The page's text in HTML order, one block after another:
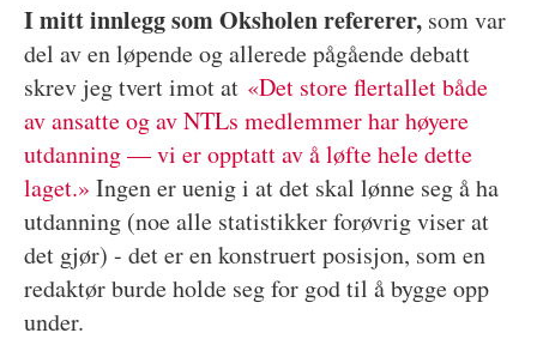
I mitt innlegg som Oksholen refererer,som var
del av en løpende og allerede pågående debatt
skrev jeg tvert imot at «Det store flertallet både
av ansatte og av NTLs medlemmer har høyere
utdanning — vi er opptatt av å løfte hele dette
laget.» Ingen er uenig i at det skal lønne seg å ha
utdanning (noe alle statistikker forøvrig viser at
det gjør) - det er en konstruert posisjon, som en
redaktør burde holde seg for god til å bygge opp
under.